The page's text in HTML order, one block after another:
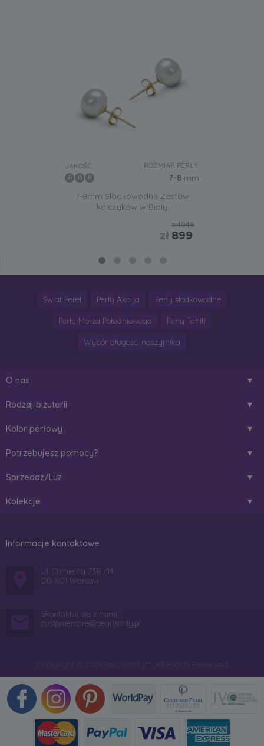
JAKOŚĆ: ROZMIAR PERŁY:
7-8 mm
7-8mm Slodkowodne Zestaw
kolczyków w Bialy
zł4049
zł 899
Świat Pereł Perły Akoya Perły słodkowodne
Perły Morza Południowego Perły Tahiti
Wybór długości naszyjnika
O nas
Rodzaj biżuterii
Kolor perłowy
Potrzebujesz pomocy?
Sprzedaż/Luz
Kolekcje
Informacje kontaktowe
Ul. Chmielna 73B /14
00-801 Warsaw
Skontaktuj się z nami:
customercare@pearlsonly.pl